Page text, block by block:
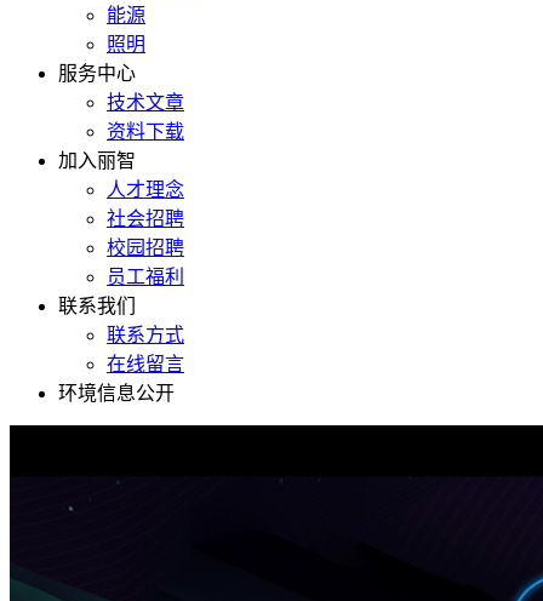
能源
照明
服务中心
技术文章
资料下载
加入丽智
人才理念
社会招聘
校园招聘
员工福利
联系我们
联系方式
在线留言
环境信息公开